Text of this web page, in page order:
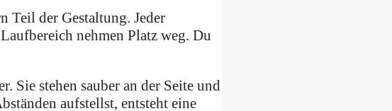
Teil der Gestaltung. Jeder
nehmen Platz weg. Du
Sie stehen sauber an der Seite und
aufstellst, entsteht eine